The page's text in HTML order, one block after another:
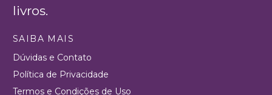
livros.
SAIBA MAIS
Dúvidas e Contato
Política de Privacidade
Termos e Condições de Uso